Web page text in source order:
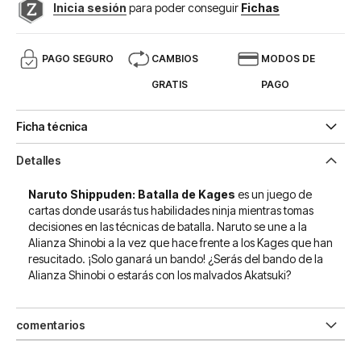
Inicia sesión para poder conseguir Fichas
PAGO SEGURO CAMBIOS
GRATIS
MODOS DE
PAGO
Ficha técnica
Detalles
Naruto Shippuden: Batalla de Kages es un juego de
cartas donde usarás tus habilidades ninja mientras tomas
decisiones en las técnicas de batalla. Naruto se une a la
Alianza Shinobi a la vez que hace frente a los Kages que han
resucitado. ¡Solo ganará un bando! ¿Serás del bando de la
Alianza Shinobi o estarás con los malvados Akatsuki?
comentarios